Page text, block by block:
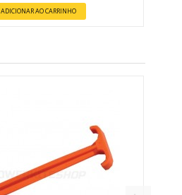
ADICIONAR AO CARRINHO